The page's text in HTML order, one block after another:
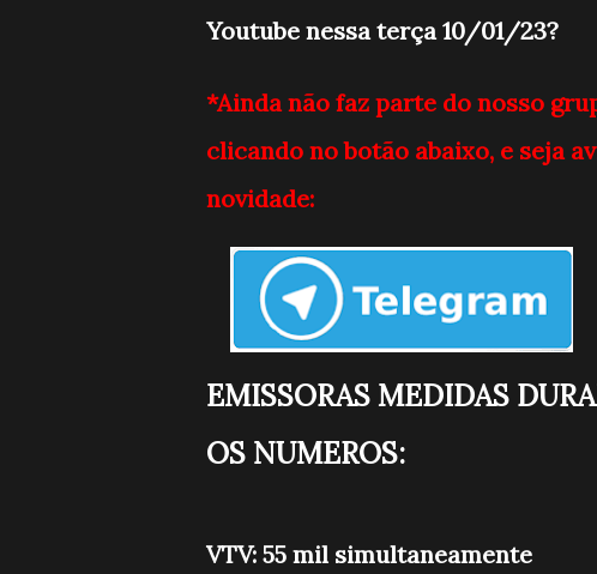
Youtube nessa terça 10/01/23?
*Ainda não faz parte do nosso
clicando no botão abaixo, e seja
novidade:
EMISSORAS MEDIDAS
OS NUMEROS:
VTV: 55 mil simultaneamente